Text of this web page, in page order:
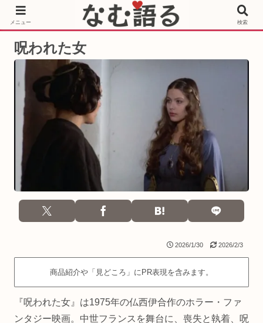
［PR］Prime Video もっと観るならサブスクリプション
呪われた女
2026/1/30 2026/2/3
商品紹介や「見どころ」にPR表現を含みます。
『呪われた女』は1975年の仏西伊合作のホラー・ファ
ンタジー映画。中世フランスを舞台に、喪失と執着、呪
メニュー 検索